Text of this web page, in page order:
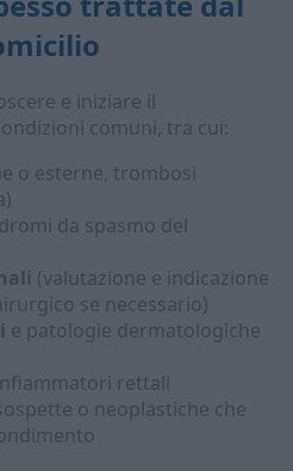
e iniziare il
comuni, tra cui:
o esterne, trombosi
da spasmo del
(valutazione e indicazione
se necessario)
e patologie dermatologiche
rettali
o neoplastiche che